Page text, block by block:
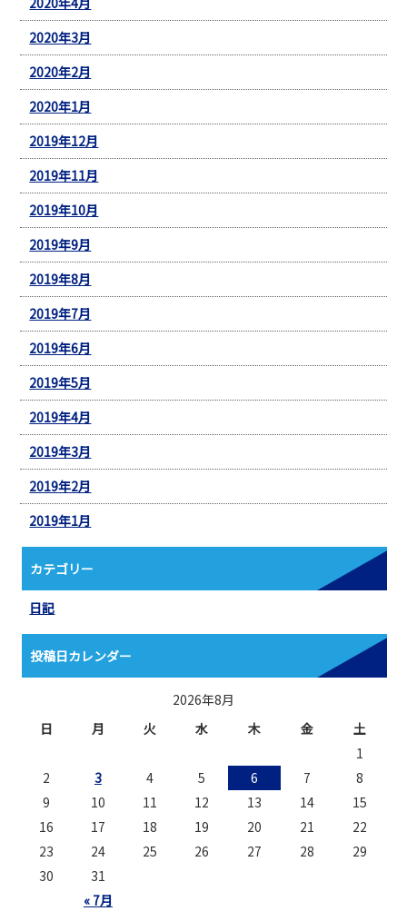
2020年3月
2020年2月
2020年1月
2019年12月
2019年11月
2019年10月
2019年9月
2019年8月
2019年7月
2019年6月
2019年5月
2019年4月
2019年3月
2019年2月
2019年1月
カテゴリー
日記
投稿日カレンダー
2026年8月
日
月 火 水 木 金 土
« 7月
1
2
3 4 5 6 7
8
9
10 11 12 13 14
15
16
17 18 19 20 21
22
23
24 25 26 27 28
29
30
31